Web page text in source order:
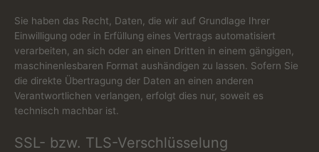
Sie haben das Recht, Daten, die wir auf Grundlage Ihrer
Einwilligung oder in Erfüllung eines Vertrags automatisiert
verarbeiten, an sich oder an einen Dritten in einem gängigen,
maschinenlesbaren Format aushändigen zu lassen. Sofern Sie
die direkte Übertragung der Daten an einen anderen
Verantwortlichen verlangen, erfolgt dies nur, soweit es
technisch machbar ist.
SSL- bzw. TLS-Verschlüsselung